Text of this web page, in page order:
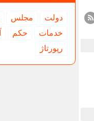
دولت مجلس
خدمات
حكم
رپورتاژ